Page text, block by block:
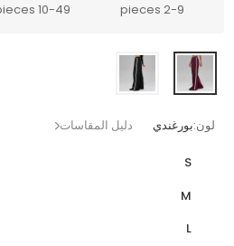
2-9 pieces
10-49 pieces
لون:بورغندي دليل المقاسات
S
M
L